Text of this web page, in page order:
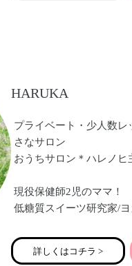
HARUKA
プライベート・少人数
さなサロン
おうちサロン＊ハレノ
現役保健師2児のママ！
低糖質スイーツ研究家/
低糖質スイーツ・パン
詳しくはコチラ >